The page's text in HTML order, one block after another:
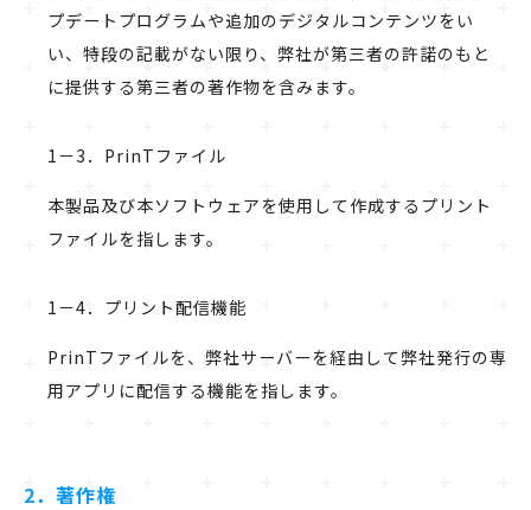
プデートプログラムや追加のデジタルコンテンツをい
い、特段の記載がない限り、弊社が第三者の許諾のもと
に提供する第三者の著作物を含みます。
1－3．PrinTファイル
本製品及び本ソフトウェアを使用して作成するプリント
ファイルを指します。
1－4．プリント配信機能
PrinTファイルを、弊社サーバーを経由して弊社発行の専
用アプリに配信する機能を指します。
2．著作権